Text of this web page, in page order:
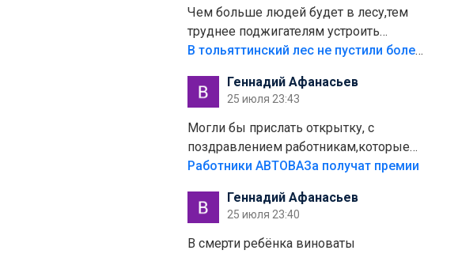
еще,видимо,часть украли.
Чем больше людей будет в лесу,тем
труднее поджигателям устроить
пожар.Тех кто разводит костры,тех
полно стоит,почему водители всё
равно едут в лес? Штрафы мизерные.
В тольяттинский лес не пустили более тысячи автомобилей
Геннадий Афанасьев
25 июля 23:43
Могли бы прислать открытку, с
поздравлением работникам,которые
больше сорока лет отработали на
Работники АВТОВАЗа получат премии
Геннадий Афанасьев
25 июля 23:40
В смерти ребёнка виноваты